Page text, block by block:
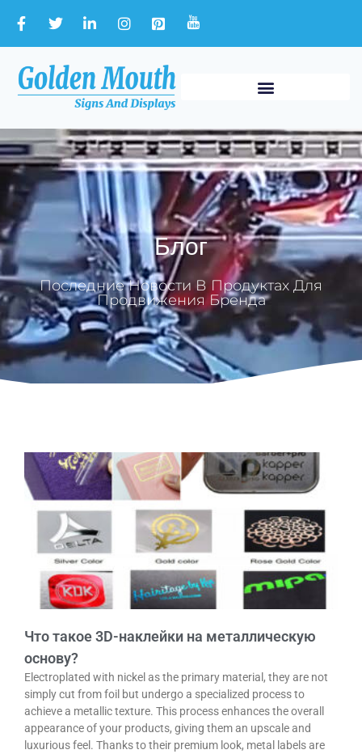
Блог
Последние Новости В Продуктах Для
Продвижения Бренда
Что такое 3D-наклейки на металлическую
основу?
Electroplated with nickel as the primary material, they are not
simply cut from foil but undergo a specialized process to
achieve a metallic texture. This process enhances the overall
appearance of your products, giving them an upscale and
luxurious feel. Thanks to their premium look, metal labels are